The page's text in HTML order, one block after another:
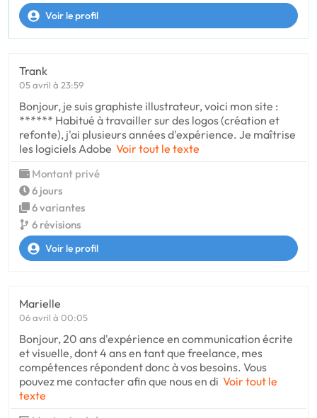
Voir le profil
Trank
05 avril à 23:59
Bonjour, je suis graphiste illustrateur, voici mon site :
****** Habitué à travailler sur des logos (création et
refonte), j'ai plusieurs années d'expérience. Je maîtrise
les logiciels Adobe Voir tout le texte
Montant privé
6 jours
6 variantes
6 révisions
Voir le profil
Marielle
06 avril à 00:05
Bonjour, 20 ans d'expérience en communication écrite
et visuelle, dont 4 ans en tant que freelance, mes
compétences répondent donc à vos besoins. Vous
pouvez me contacter afin que nous en di Voir tout le
texte